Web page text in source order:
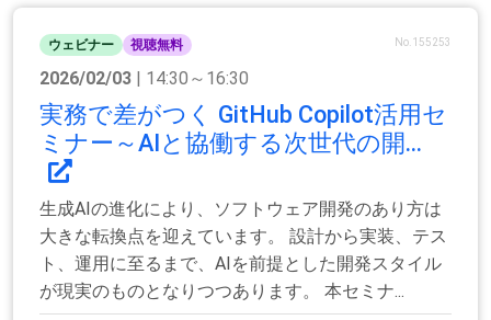
ウェビナー 視聴無料 No.155253
2026/02/03 | 14:30～16:30
実務で差がつく GitHub Copilot活用セ
ミナー～AIと協働する次世代の開...
生成AIの進化により、ソフトウェア開発のあり方は
大きな転換点を迎えています。 設計から実装、テス
ト、運用に至るまで、AIを前提とした開発スタイル
が現実のものとなりつつあります。 本セミナ...